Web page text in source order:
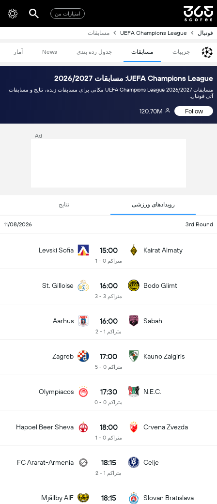
امتیازات من
فوتبال UEFA Champions League مسابقات
جزییات مسابقات جدول رده بندی News آمار
UEFA Champions League: مسابقات 2026/2027
مسابقات UEFA Champions League 2026/2027 مکانی برای مسابقات زنده، نتایج و مسابقات
آتی فوتبال.
Follow
120.70M
Ad
رویدادهای ورزشی نتایج
3rd Round
11/08/2026
Kairat Almaty
15:00
متراکم 0 - 1
Levski Sofia
Bodo Glimt
16:00
متراکم 3 - 3
St. Gilloise
Sabah
16:00
متراکم 1 - 2
Aarhus
Kauno Zalgiris
17:00
متراکم 0 - 5
Zagreb
N.E.C.
17:30
متراکم 0 - 0
Olympiacos
Crvena Zvezda
18:00
متراکم 0 - 1
Hapoel Beer Sheva
Celje
18:15
متراکم 1 - 2
FC Ararat-Armenia
Slovan Bratislava
18:15
Mjällby AIF